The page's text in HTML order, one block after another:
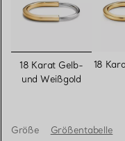
ausgewählt
18 Karat Gelb-
und Weißgold
18
Größe Größentabelle